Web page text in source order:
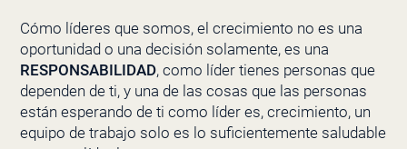
Cómo líderes que somos, el crecimiento no es una
oportunidad o una decisión solamente, es una
RESPONSABILIDAD, como líder tienes personas que
dependen de ti, y una de las cosas que las personas
están esperando de ti como líder es, crecimiento, un
equipo de trabajo solo es lo suficientemente saludable